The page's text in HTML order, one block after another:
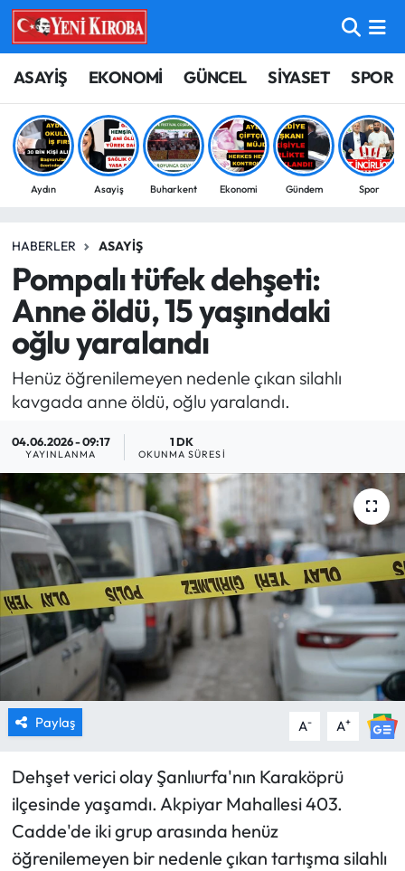
ASAYİŞ EKONOMİ GÜNCEL SİYASET SPOR
Aydın Asayiş Buharkent Ekonomi Gündem Spor
HABERLER ASAYIŞ
Pompalı tüfek dehşeti:
Anne öldü, 15 yaşındaki
oğlu yaralandı
Henüz öğrenilemeyen nedenle çıkan silahlı
kavgada anne öldü, oğlu yaralandı.
04.06.2026 - 09:17
YAYINLANMA
1 DK
OKUNMA SÜRESI
Paylaş A- A+
Dehşet verici olay Şanlıurfa'nın Karaköprü
ilçesinde yaşamdı. Akpiyar Mahallesi 403.
Cadde'de iki grup arasında henüz
öğrenilemeyen bir nedenle çıkan tartışma silahlı
ASAYİŞ
BİLİM-TEKNOLOJİ
ÇEVRE
EĞİTİM
EKONOMİ
GÜNCEL
GÜNDEM
MAGAZİN
SAĞLIK
SİYASET
SPOR
TARIM
TURİZM
YAŞAM
HABER İLAN
Aydın Nöbetçi Eczaneler
Aydın Hava Durumu
Aydin Namaz Vakitleri
Süper Lig Puan Durumu ve Fikstür
Tüm Manşetler
Son Dakika Haberleri
Haber Arşivi